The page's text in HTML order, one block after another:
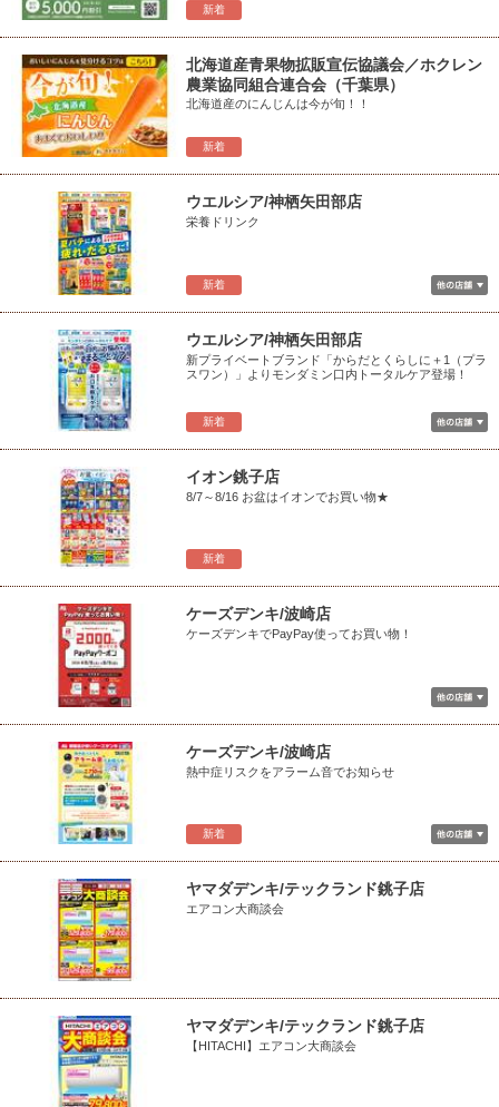
新着
新着
北海道産青果物拡販宣伝協議会／ホクレン
農業協同組合連合会（千葉県）
北海道産のにんじんは今が旬！！
新着
ウエルシア/神栖矢田部店
栄養ドリンク
新着
ウエルシア/神栖矢田部店
新プライベートブランド「からだとくらしに＋1（プラ
スワン）」よりモンダミン口内トータルケア登場！
新着
イオン銚子店
8/7～8/16 お盆はイオンでお買い物★
ケーズデンキ/波崎店
ケーズデンキでPayPay使ってお買い物！
新着
ケーズデンキ/波崎店
熱中症リスクをアラーム音でお知らせ
ヤマダデンキ/テックランド銚子店
エアコン大商談会
ヤマダデンキ/テックランド銚子店
【HITACHI】エアコン大商談会